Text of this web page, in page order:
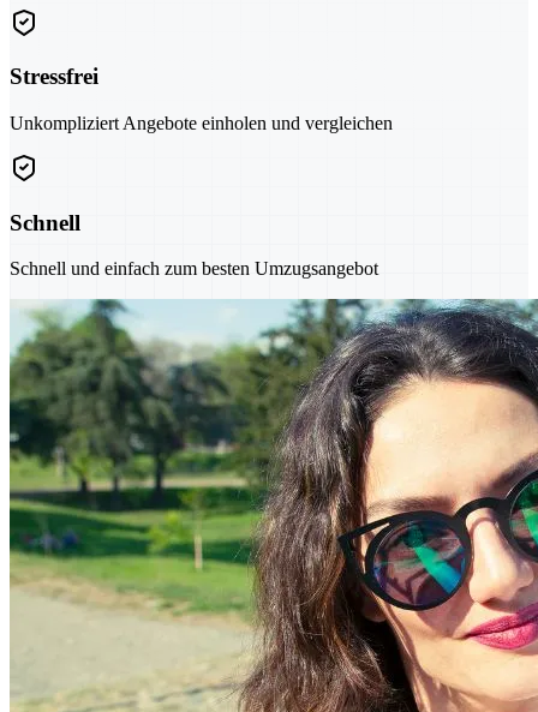
Stressfrei
Unkompliziert Angebote einholen und vergleichen
Schnell
Schnell und einfach zum besten Umzugsangebot